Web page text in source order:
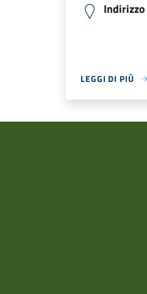
Indirizzo
LEGGI DI PIÙ